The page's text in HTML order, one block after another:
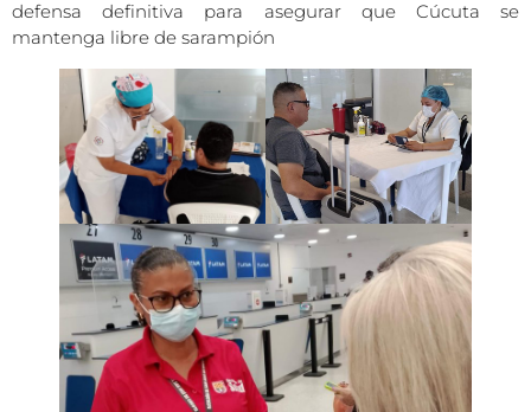
defensa definitiva para asegurar que Cúcuta se
mantenga libre de sarampión